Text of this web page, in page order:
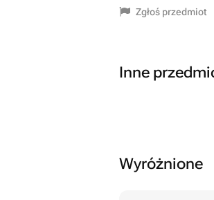
Zgłoś przedmiot
Inne
Wyróżnione